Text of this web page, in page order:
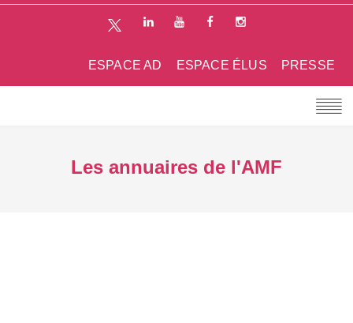
PRESSE
ESPACE ÉLUS
ESPACE AD
Les annuaires de l'AMF